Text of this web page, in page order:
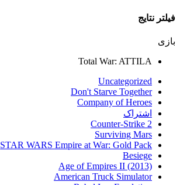
فیلتر نتایج
بازی
Total War: ATTILA
Uncategorized
Don't Starve Together
Company of Heroes
اشتراک
Counter-Strike 2
Surviving Mars
STAR WARS Empire at War: Gold Pack
Besiege
Age of Empires II (2013)
American Truck Simulator